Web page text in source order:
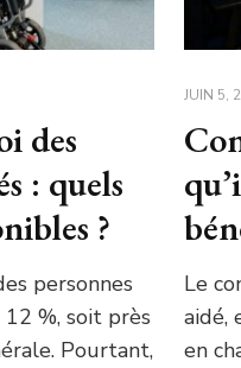
des
: quels
?
personnes
%, soit près
Pourtant,
JUIN 5,
Le
aidé,
en